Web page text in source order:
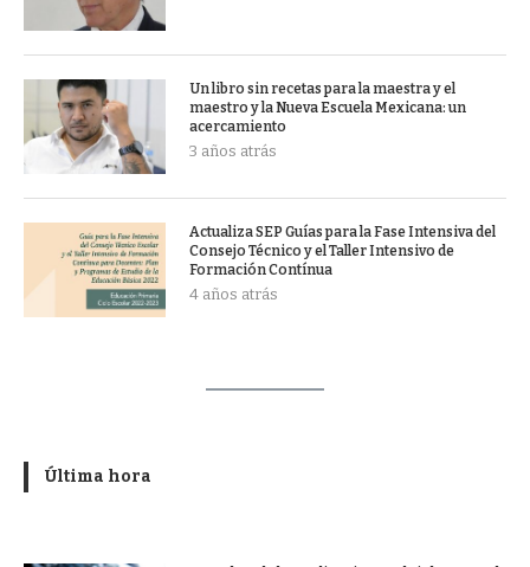
Un libro sin recetas para la maestra y el
maestro y la Nueva Escuela Mexicana: un
acercamiento
3 años atrás
Actualiza SEP Guías para la Fase Intensiva del
Consejo Técnico y el Taller Intensivo de
Formación Contínua
4 años atrás
Última hora